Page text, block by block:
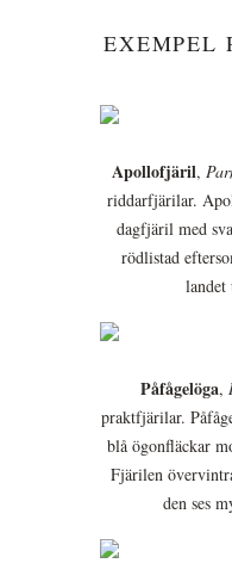
EXEMPEL
Apollofjäril,
riddarfjärilar.
dagfjäril med
rödlistad
landet
Påfågelöga,
praktfjärilar.
blå ögonfläckar
Fjärilen
den ses